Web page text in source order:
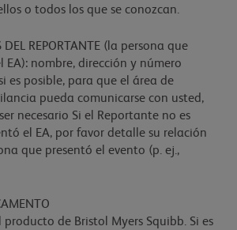
o todos los que se conozcan.
REPORTANTE (la persona que
EA): nombre, dirección y número
es posible, para que el área de
pueda comunicarse con usted,
necesario Si el Reportante no es
el EA, por favor detalle su relación
que presentó el evento (p. ej.,
producto de Bristol Myers Squibb. Si es